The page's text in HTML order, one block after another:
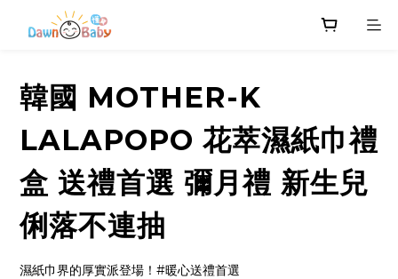
韓國 MOTHER-K
LALAPOPO 花萃濕紙巾禮
盒 送禮首選 彌月禮 新生兒
俐落不連抽
濕紙巾界的厚實派登場！#暖心送禮首選